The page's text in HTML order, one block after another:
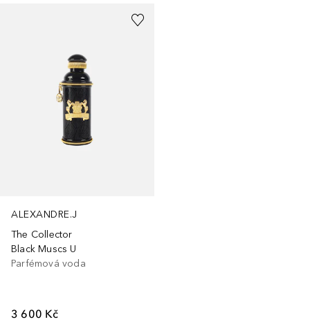
ALEXANDRE.J
The Collector
Black Muscs U
Parfémová voda
3 600 Kč